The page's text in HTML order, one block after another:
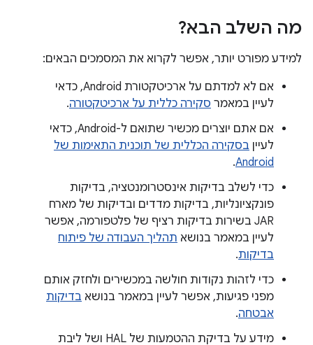
מה השלב הבא?
למידע מפורט יותר, אפשר לקרוא את המסמכים הבאים:
אם לא למדתם על ארכיטקטורת Android, כדאי
לעיין במאמר סקירה כללית על ארכיטקטורה.
אם אתם יוצרים מכשיר שתואם ל-Android, כדאי
לעיין בסקירה הכללית של תוכנית התאימות של
Android
.
כדי לשלב בדיקות אינסטרומנטציה, בדיקות
פונקציונליות, בדיקות מדדים ובדיקות של מארח
JAR בשירות בדיקות רציף של פלטפורמה, אפשר
לעיין במאמר בנושא תהליך העבודה של פיתוח
בדיקות.
כדי לזהות נקודות חולשה במכשירים ולחזק אותם
מפני פגיעות, אפשר לעיין במאמר בנושא בדיקות
אבטחה.
מידע על בדיקת ההטמעות של HAL ושל ליבת